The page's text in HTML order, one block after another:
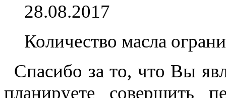
28.08.2017
Количество масла
Спасибо за то, что Вы
планируете совершить